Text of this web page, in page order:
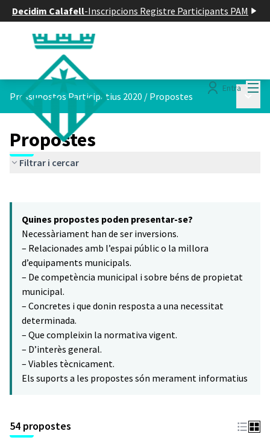
Decidim Calafell-Inscripcions Registre Participants PAM
Entra
Pressupostos Participatius 2020 / Propostes
Propostes
Filtrar i cercar
−
Quines propostes poden presentar-se?
Necessàriament han de ser inversions.
– Relacionades amb l’espai públic o la millora
d’equipaments municipals.
– De competència municipal i sobre béns de propietat
municipal.
– Concretes i que donin resposta a una necessitat
determinada.
– Que compleixin la normativa vigent.
– D’interès general.
– Viables tècnicament.
Els suports a les propostes són merament informatius
54 propostes